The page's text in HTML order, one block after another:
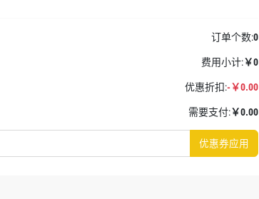
订单个数:0
费用小计:￥0
优惠折扣:-￥0.00
需要支付:￥0.00
优惠券应用